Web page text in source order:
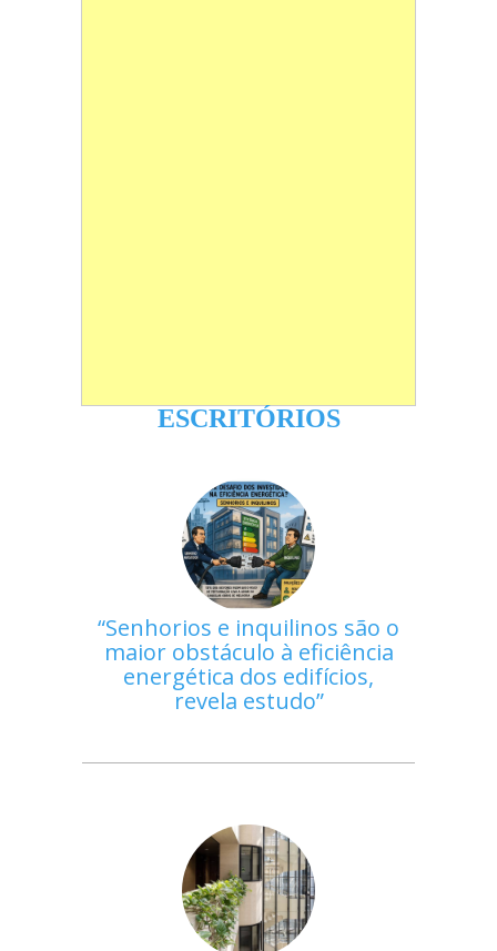
ESCRITÓRIOS
Senhorios e inquilinos são o
maior obstáculo à eficiência
energética dos edifícios,
revela estudo